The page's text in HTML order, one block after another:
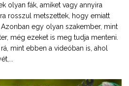
olyan fák, amiket vagy annyira
rosszul metszettek, hogy emiatt
egy olyan szakember, mint
még ezeket is meg tudja menteni.
mint ebben a videóban is, ahol